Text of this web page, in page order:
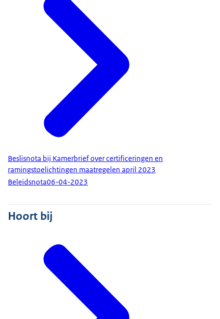
Beslisnota bij Kamerbrief over certificeringen en
ramingstoelichtingen maatregelen april 2023
Beleidsnota06-04-2023
Hoort bij